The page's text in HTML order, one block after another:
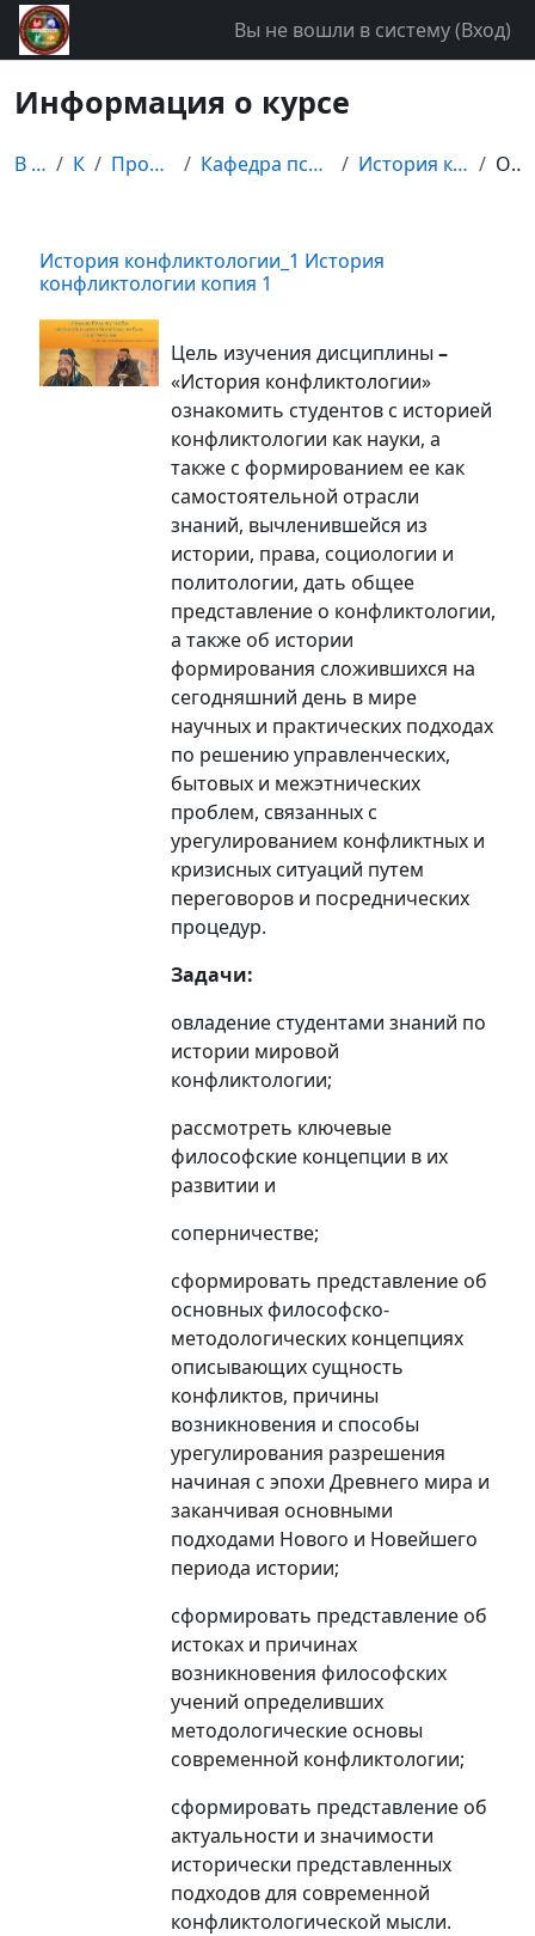
Перейти к основному содержанию
Вы не вошли в систему (Вход)
Информация о курсе
В начало Курсы Прочие дисциплины Кафедра психологии и конфликтологии История конфликтологии копия 1 Описание
История конфликтологии_1 История
конфликтологии копия 1
Цель изучения дисциплины –
«История конфликтологии»
ознакомить студентов с историей
конфликтологии как науки, а
также с формированием ее как
самостоятельной отрасли
знаний, вычленившейся из
истории, права, социологии и
политологии, дать общее
представление о конфликтологии,
а также об истории
формирования сложившихся на
сегодняшний день в мире
научных и практических подходах
по решению управленческих,
бытовых и межэтнических
проблем, связанных с
урегулированием конфликтных и
кризисных ситуаций путем
переговоров и посреднических
процедур.
Задачи:
овладение студентами знаний по
истории мировой
конфликтологии;
рассмотреть ключевые
философские концепции в их
развитии и
соперничестве;
сформировать представление об
основных философско-
методологических концепциях
описывающих сущность
конфликтов, причины
возникновения и способы
урегулирования разрешения
начиная с эпохи Древнего мира и
заканчивая основными
подходами Нового и Новейшего
периода истории;
сформировать представление об
истоках и причинах
возникновения философских
учений определивших
методологические основы
современной конфликтологии;
сформировать представление об
актуальности и значимости
исторически представленных
подходов для современной
конфликтологической мысли.